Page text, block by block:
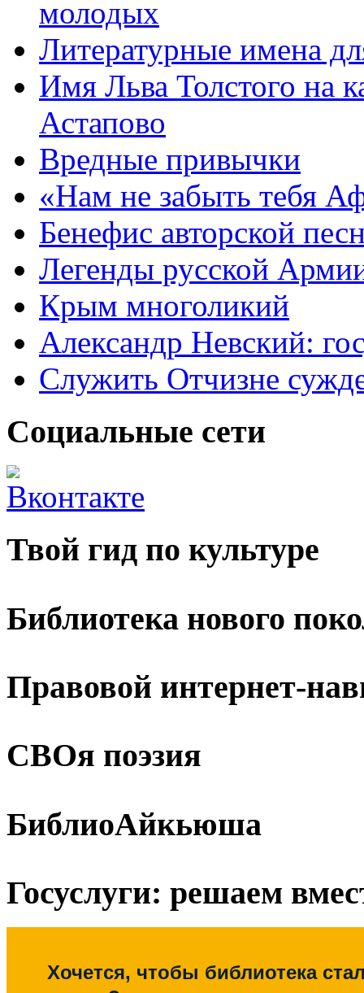
молодых
Литературные имена
Имя Льва Толстого на
Астапово
Вредные привычки
«Нам не забыть тебя
Бенефис авторской
Легенды русской
Крым многоликий
Александр Невский:
Служить Отчизне
Социальные сети
Твой гид по культуре
Библиотека нового
Правовой интернет-
СВОя поэзия
БиблиоАйкьюша
Госуслуги: решаем
Хочется, чтобы библиотека